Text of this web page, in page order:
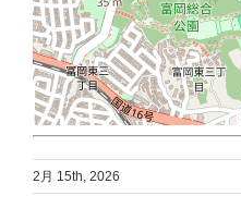
2月 15th, 2026